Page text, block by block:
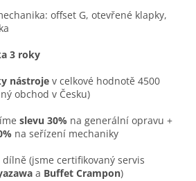
offset G, otevřené klapky,
3 roky
nástroje v celkové hodnotě 4500
obchod v Česku)
slevu 30% na generální opravu +
na seřízení mechaniky
(jsme certifikovaný servis
a Buffet Crampon)